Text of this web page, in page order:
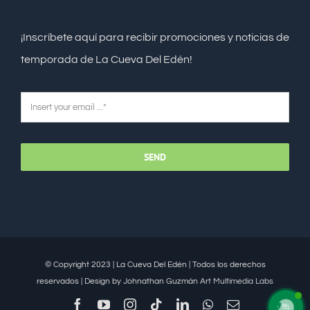
¡Inscríbete aquí para recibir promociones y noticias de
temporada de La Cueva Del Edén!
SEND
© Copyright 2023 | La Cueva Del Edén | Todos los derechos
reservados | Design by Johnathan Guzmán Art Multimedia Labs